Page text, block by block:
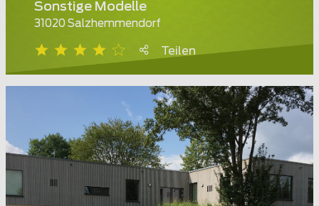
Sonstige Modelle
31020 Salzhemmendorf
Teilen